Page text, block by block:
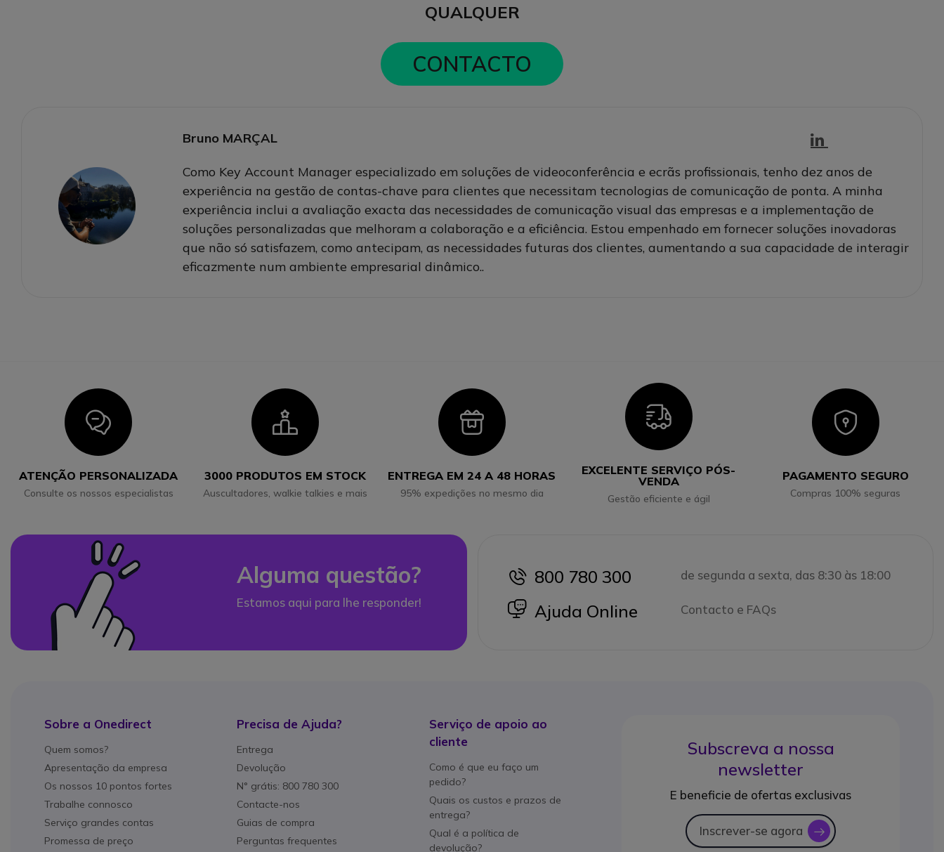
QUALQUER
CONTACTO
Bruno MARÇAL
Como Key Account Manager especializado em soluções de videoconferência e ecrãs profissionais, tenho dez anos de
experiência na gestão de contas-chave para clientes que necessitam tecnologias de comunicação de ponta. A minha
experiência inclui a avaliação exacta das necessidades de comunicação visual das empresas e a implementação de
soluções personalizadas que melhoram a colaboração e a eficiência. Estou empenhado em fornecer soluções inovadoras
que não só satisfazem, como antecipam, as necessidades futuras dos clientes, aumentando a sua capacidade de interagir
eficazmente num ambiente empresarial dinâmico..
Icon
ATENÇÃO PERSONALIZADA
Consulte os nossos especialistas
Icon
3000 PRODUTOS EM STOCK
Auscultadores, walkie talkies e mais
Icon
ENTREGA EM 24 A 48 HORAS
95% expedições no mesmo dia
Icon
EXCELENTE SERVIÇO PÓS-
VENDA
Gestão eficiente e ágil
Icon
PAGAMENTO SEGURO
Compras 100% seguras
Alguma questão?
Estamos aqui para lhe responder!
icon
800 780 300 de segunda a sexta, das 8:30 às 18:00
icon
Ajuda Online Contacto e FAQs
Sobre a Onedirect
Quem somos?
Apresentação da empresa
Os nossos 10 pontos fortes
Trabalhe connosco
Serviço grandes contas
Promessa de preço
Precisa de Ajuda?
Entrega
Devolução
N° grátis: 800 780 300
Contacte-nos
Guias de compra
Perguntas frequentes
Serviço de apoio ao
cliente
Como é que eu faço um
pedido?
Quais os custos e prazos de
entrega?
Qual é a política de
devolução?
Subscreva a nossa
newsletter
E beneficie de ofertas exclusivas
Inscrever-se agora icon